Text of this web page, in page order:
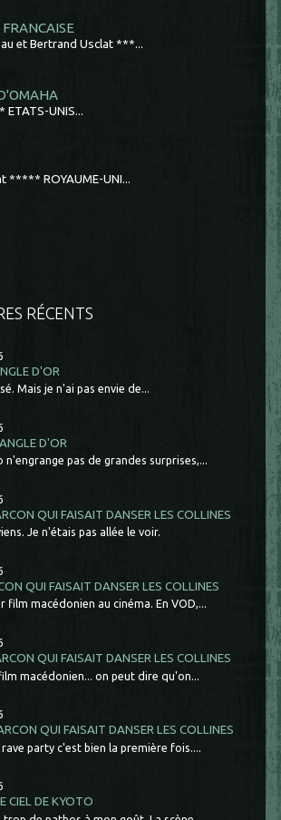
et Bertrand Usclat ***...
UNIS...
***** ROYAUME-UNI...
RÉCENTS
D'OR
Mais je n'ai pas envie de...
D'OR
n'engrange pas de grandes surprises,...
QUI FAISAIT DANSER LES COLLINES
Je n'étais pas allée le voir.
QUI FAISAIT DANSER LES COLLINES
film macédonien au cinéma. En VOD,...
QUI FAISAIT DANSER LES COLLINES
macédonien... on peut dire qu'on...
QUI FAISAIT DANSER LES COLLINES
party c'est bien la première fois....
CIEL DE KYOTO